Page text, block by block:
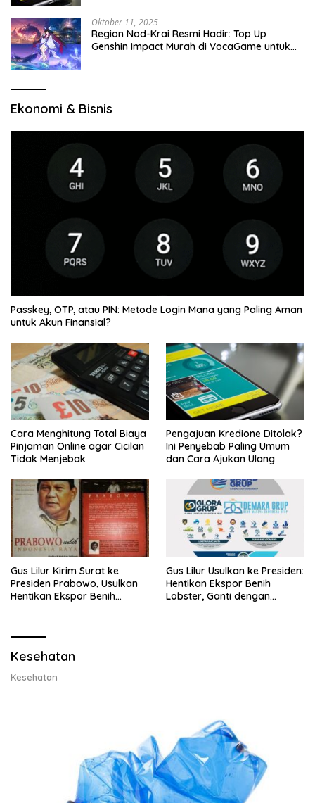
Oktober 11, 2025
Region Nod-Krai Resmi Hadir: Top Up
Genshin Impact Murah di VocaGame untuk
Ekonomi & Bisnis
Passkey, OTP, atau PIN: Metode Login Mana yang Paling Aman
untuk Akun Finansial?
Cara Menghitung Total Biaya
Pinjaman Online agar Cicilan
Tidak Menjebak
Pengajuan Kredione Ditolak?
Ini Penyebab Paling Umum
dan Cara Ajukan Ulang
Gus Lilur Kirim Surat ke
Presiden Prabowo, Usulkan
Hentikan Ekspor Benih
Gus Lilur Usulkan ke Presiden:
Hentikan Ekspor Benih
Lobster, Ganti dengan
Kesehatan
Kesehatan